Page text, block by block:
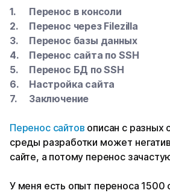
Перенос в консоли
Перенос через Filezilla
Перенос базы данных
Перенос сайта по SSH
Перенос БД по SSH
Настройка сайта
Заключение
Перенос сайтов описан с разных
среды разработки может
сайте, а потому перенос
У меня есть опыт переноса 1500